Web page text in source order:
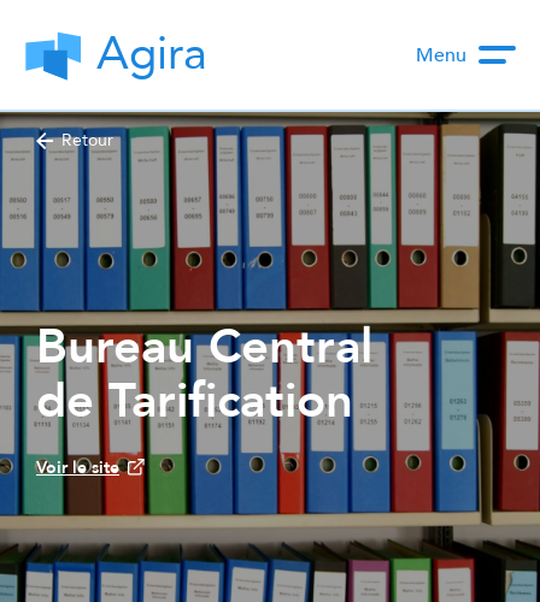
Agira Menu
Retour
Bureau Central
de Tarification
Voir le site